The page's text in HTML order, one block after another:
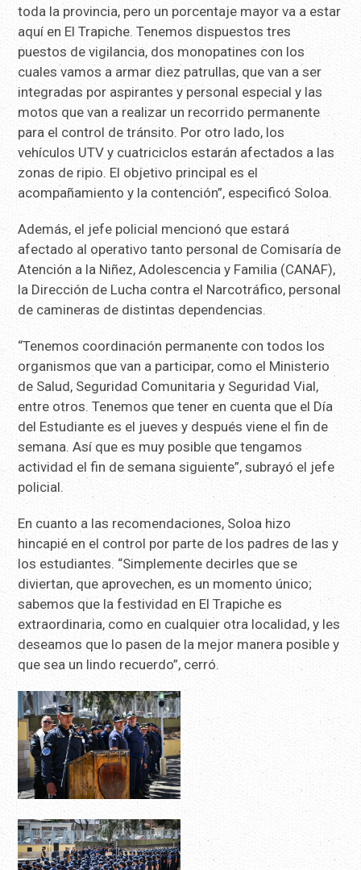
toda la provincia, pero un porcentaje mayor va a estar
aquí en El Trapiche. Tenemos dispuestos tres
puestos de vigilancia, dos monopatines con los
cuales vamos a armar diez patrullas, que van a ser
integradas por aspirantes y personal especial y las
motos que van a realizar un recorrido permanente
para el control de tránsito. Por otro lado, los
vehículos UTV y cuatriciclos estarán afectados a las
zonas de ripio. El objetivo principal es el
acompañamiento y la contención”, especificó Soloa.
Además, el jefe policial mencionó que estará
afectado al operativo tanto personal de Comisaría de
Atención a la Niñez, Adolescencia y Familia (CANAF),
la Dirección de Lucha contra el Narcotráfico, personal
de camineras de distintas dependencias.
“Tenemos coordinación permanente con todos los
organismos que van a participar, como el Ministerio
de Salud, Seguridad Comunitaria y Seguridad Vial,
entre otros. Tenemos que tener en cuenta que el Día
del Estudiante es el jueves y después viene el fin de
semana. Así que es muy posible que tengamos
actividad el fin de semana siguiente”, subrayó el jefe
policial.
En cuanto a las recomendaciones, Soloa hizo
hincapié en el control por parte de los padres de las y
los estudiantes. “Simplemente decirles que se
diviertan, que aprovechen, es un momento único;
sabemos que la festividad en El Trapiche es
extraordinaria, como en cualquier otra localidad, y les
deseamos que lo pasen de la mejor manera posible y
que sea un lindo recuerdo”, cerró.